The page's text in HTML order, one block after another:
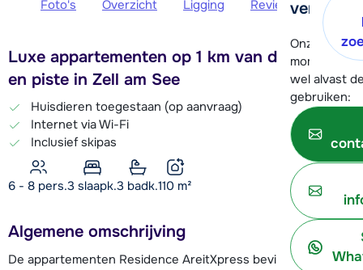
verder!
Onze
moment
wel alvast
gebruiken:
Foto's Overzicht Ligging Reviews
Luxe appartementen op 1 km van de skilift
en piste in Zell am See
Huisdieren toegestaan (op aanvraag)
Internet via Wi-Fi
Inclusief skipas
6 - 8 pers.3 slaapk.3 badk.110 m²
Algemene omschrijving
De appartementen Residence AreitXpress bevinden zich